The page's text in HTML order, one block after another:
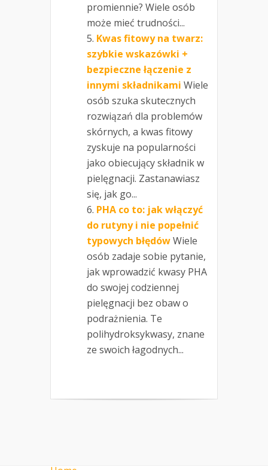
promiennie? Wiele osób
może mieć trudności...
Kwas fitowy na twarz:
szybkie wskazówki +
bezpieczne łączenie z
innymi składnikami Wiele
osób szuka skutecznych
rozwiązań dla problemów
skórnych, a kwas fitowy
zyskuje na popularności
jako obiecujący składnik w
pielęgnacji. Zastanawiasz
się, jak go...
PHA co to: jak włączyć
do rutyny i nie popełnić
typowych błędówWiele
osób zadaje sobie pytanie,
jak wprowadzić kwasy PHA
do swojej codziennej
pielęgnacji bez obaw o
podrażnienia. Te
polihydroksykwasy, znane
ze swoich łagodnych...